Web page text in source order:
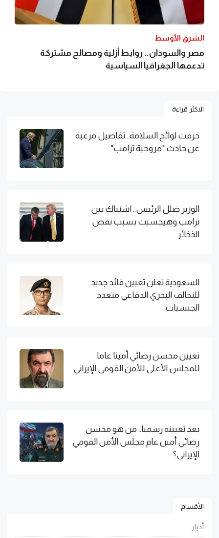
الشرق الأوسط
مصر والسودان.. روابط أزلية ومصالح مشتركة
تدعمها الجغرافيا السياسية
الاكثر قراءة
خرقت لوائح السلامة.. تفاصيل مرعبة
عن حادث "مروحية ترامب"
الوزير ضلل الرئيس.. اشتباك بين
ترامب وهيجسيث بسبب نقص
الذخائر
السعودية تعلن تعيين قائد جديد
للتحالف البحري الدفاعي متعدد
الجنسيات
تعيين محسن رضائي أمينا عاما
للمجلس الأعلى للأمن القومي الإيراني
بعد تعيينه رسميا.. من هو محسن
رضائي أمين عام مجلس الأمن القومي
الإيراني؟
الأقسام
أخبار